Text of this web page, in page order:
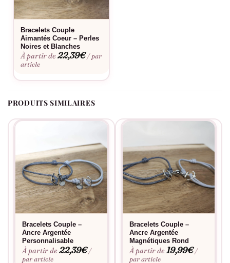
Bracelets Couple
Aimantés Coeur – Perles
Noires et Blanches
À partir de22,39€ / par
article
PRODUITS SIMILAIRES
Bracelets Couple –
Ancre Argentée
Personnalisable
À partir de22,39€ /
par article
Bracelets Couple –
Ancre Argentée
Magnétiques Rond
À partir de19,99€ /
par article